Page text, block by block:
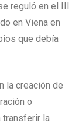
reguló en el III
en Viena en
que debía
la creación de
o
transferir la